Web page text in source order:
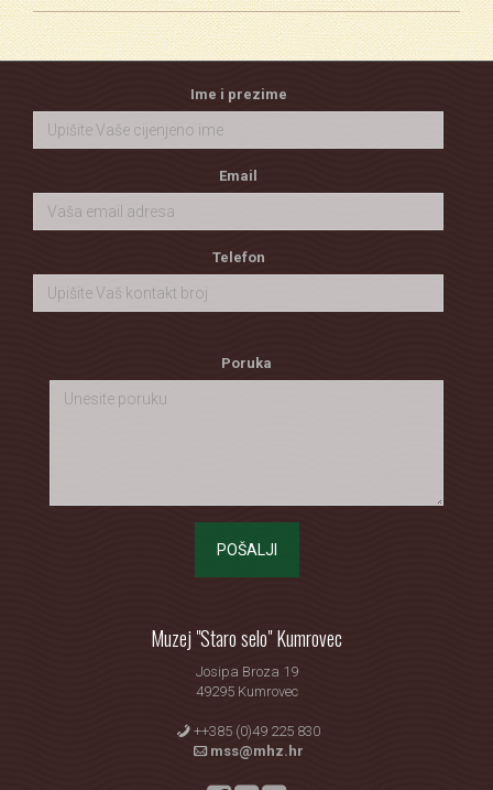
Ime i prezime
Email
Telefon
Poruka
POŠALJI
Muzej "Staro selo" Kumrovec
Josipa Broza 19
49295 Kumrovec
++385 (0)49 225 830
mss@mhz.hr